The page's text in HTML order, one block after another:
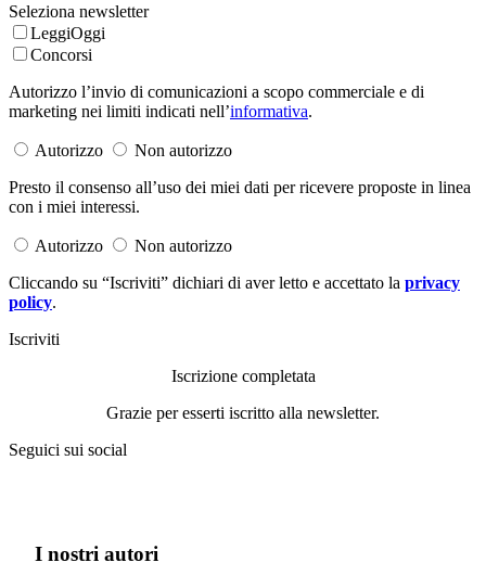
Seleziona newsletter
LeggiOggi
Concorsi
Autorizzo l’invio di comunicazioni a scopo commerciale e di
marketing nei limiti indicati nell’informativa.
Autorizzo
Non autorizzo
Presto il consenso all’uso dei miei dati per ricevere proposte in linea
con i miei interessi.
Autorizzo
Non autorizzo
Cliccando su “Iscriviti” dichiari di aver letto e accettato la privacy
policy.
Iscriviti
Iscrizione completata
Grazie per esserti iscritto alla newsletter.
Seguici sui social
I nostri autori